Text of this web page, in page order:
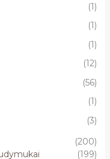
(1)
(1)
(1)
(12)
(56)
(1)
(3)
(200)
(199)